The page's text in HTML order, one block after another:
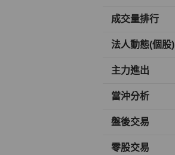
成交量排行
法人動態(個股)
主力進出
當沖分析
盤後交易
零股交易